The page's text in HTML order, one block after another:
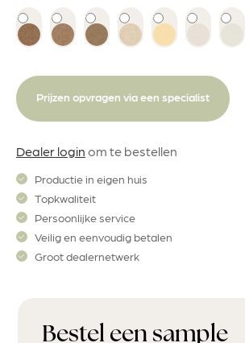
Prijzen opvragen via een specialist
Dealer login om te bestellen
Productie in eigen huis
Topkwaliteit
Persoonlijke service
Veilig en eenvoudig betalen
Groot dealernetwerk
Bestel een sample